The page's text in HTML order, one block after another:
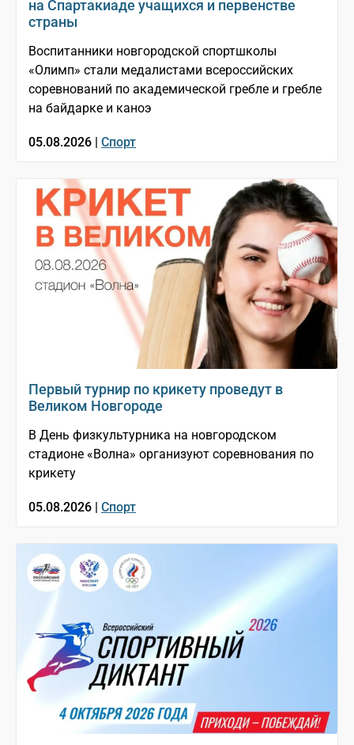
на Спартакиаде учащихся и первенстве
страны
Воспитанники новгородской спортшколы
«Олимп» стали медалистами всероссийских
соревнований по академической гребле и гребле
на байдарке и каноэ
05.08.2026 | Спорт
Первый турнир по крикету проведут в
Великом Новгороде
В День физкультурника на новгородском
стадионе «Волна» организуют соревнования по
крикету
05.08.2026 | Спорт